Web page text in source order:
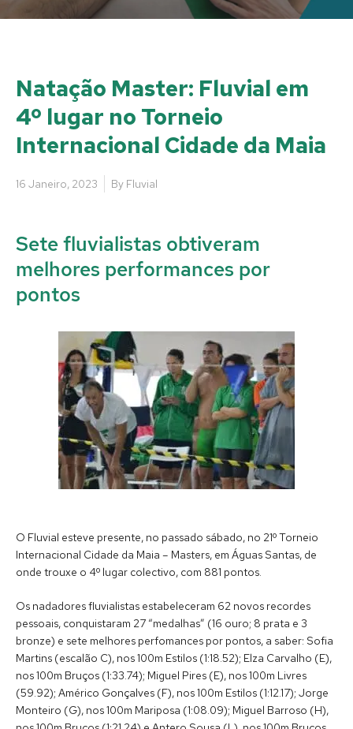
Natação Master: Fluvial em
4º lugar no Torneio
Internacional Cidade da Maia
16 Janeiro, 2023 By Fluvial
Sete fluvialistas obtiveram
melhores performances por
pontos
O Fluvial esteve presente, no passado sábado, no 21º Torneio
Internacional Cidade da Maia – Masters, em Águas Santas, de
onde trouxe o 4º lugar colectivo, com 881 pontos.
Os nadadores fluvialistas estabeleceram 62 novos recordes
pessoais, conquistaram 27 “medalhas” (16 ouro; 8 prata e 3
bronze) e sete melhores perfomances por pontos, a saber: Sofia
Martins (escalão C), nos 100m Estilos (1:18.52); Elza Carvalho (E),
nos 100m Bruços (1:33.74); Miguel Pires (E), nos 100m Livres
(59.92); Américo Gonçalves (F), nos 100m Estilos (1:12.17); Jorge
Monteiro (G), nos 100m Mariposa (1:08.09); Miguel Barroso (H),